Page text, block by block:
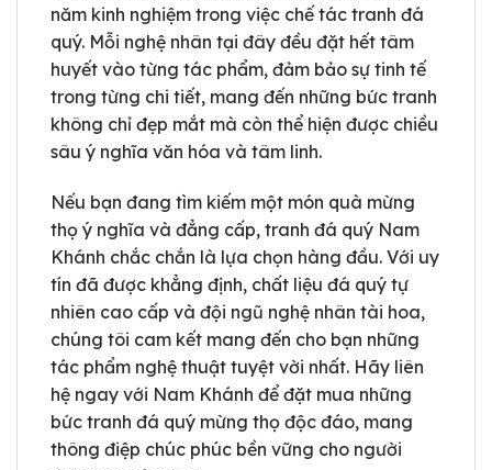
năm kinh nghiệm trong việc chế tác tranh đá
quý. Mỗi nghệ nhân tại đây đều đặt hết tâm
huyết vào từng tác phẩm, đảm bảo sự tinh tế
trong từng chi tiết, mang đến những bức tranh
không chỉ đẹp mắt mà còn thể hiện được chiều
sâu ý nghĩa văn hóa và tâm linh.
Nếu bạn đang tìm kiếm một món quà mừng
thọ ý nghĩa và đẳng cấp, tranh đá quý Nam
Khánh chắc chắn là lựa chọn hàng đầu. Với uy
tín đã được khẳng định, chất liệu đá quý tự
nhiên cao cấp và đội ngũ nghệ nhân tài hoa,
chúng tôi cam kết mang đến cho bạn những
tác phẩm nghệ thuật tuyệt vời nhất. Hãy liên
hệ ngay với Nam Khánh để đặt mua những
bức tranh đá quý mừng thọ độc đáo, mang
thông điệp chúc phúc bền vững cho người